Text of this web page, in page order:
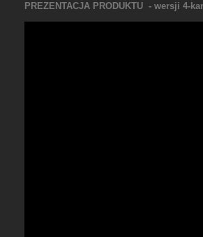
PREZENTACJA PRODUKTU - wersji 4-